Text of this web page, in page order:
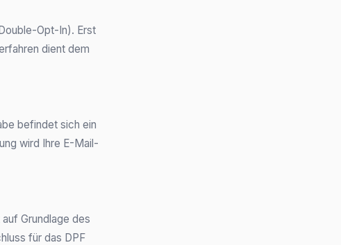
Opt-In). Erst
dient dem
befindet sich ein
wird Ihre E-Mail-
Grundlage des
für das DPF